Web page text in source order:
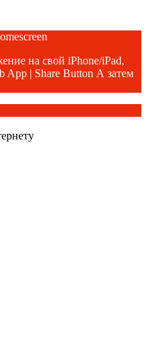
на свой iPhone/iPad,
А затем